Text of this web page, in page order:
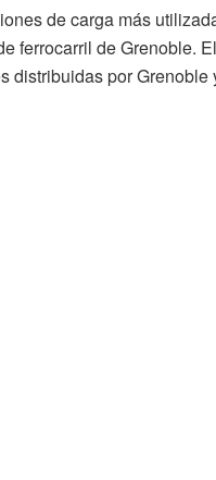
de carga más
ferrocarril de Grenoble.
distribuidas por